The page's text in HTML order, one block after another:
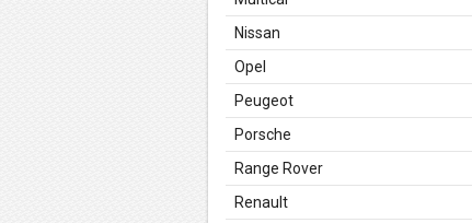
Nissan
Opel
Peugeot
Porsche
Range Rover
Renault